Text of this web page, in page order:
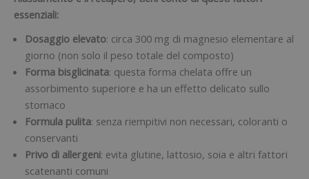
essenziali:
Dosaggio elevato: circa 300 mg di magnesio elementare al
giorno (non solo il peso totale del composto)
Forma bisglicinata: questa forma chelata offre un
assorbimento superiore e ha un effetto delicato sullo
stomaco
Formula pulita: senza riempitivi non necessari, coloranti o
conservanti
Privo di allergeni: evita glutine, lattosio, soia e altri fattori
scatenanti comuni